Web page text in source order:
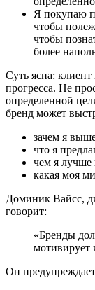
Я покупаю
чтобы
чтобы
более
Суть ясна:
прогресса. Не
определенной
бренд может
зачем я
что я
чем я лучше
какая моя
Доминик Вайсс,
говорит:
«Бренды
мотивирует
Он